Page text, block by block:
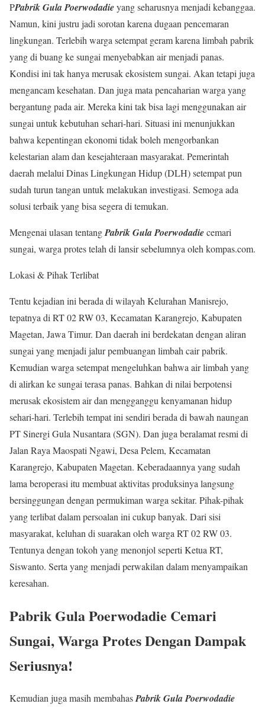
PPabrik Gula Poerwodadieyang seharusnya menjadi kebanggaa.
Namun, kini justru jadi sorotan karena dugaan pencemaran
lingkungan. Terlebih warga setempat geram karena limbah pabrik
yang di buang ke sungai menyebabkan air menjadi panas.
Kondisi ini tak hanya merusak ekosistem sungai. Akan tetapi juga
mengancam kesehatan. Dan juga mata pencaharian warga yang
bergantung pada air. Mereka kini tak bisa lagi menggunakan air
sungai untuk kebutuhan sehari-hari. Situasi ini menunjukkan
bahwa kepentingan ekonomi tidak boleh mengorbankan
kelestarian alam dan kesejahteraan masyarakat. Pemerintah
daerah melalui Dinas Lingkungan Hidup (DLH) setempat pun
sudah turun tangan untuk melakukan investigasi. Semoga ada
solusi terbaik yang bisa segera di temukan.
Mengenai ulasan tentangPabrik Gula Poerwodadiecemari
sungai, warga protes telah di lansir sebelumnya oleh kompas.com.
Lokasi & Pihak Terlibat
Tentu kejadian ini berada di wilayah Kelurahan Manisrejo,
tepatnya di RT 02 RW 03, Kecamatan Karangrejo, Kabupaten
Magetan, Jawa Timur. Dan daerah ini berdekatan dengan aliran
sungai yang menjadi jalur pembuangan limbah cair pabrik.
Kemudian warga setempat mengeluhkan bahwa air limbah yang
di alirkan ke sungai terasa panas. Bahkan di nilai berpotensi
merusak ekosistem air dan mengganggu kenyamanan hidup
sehari-hari. Terlebih tempat ini sendiri berada di bawah naungan
PT Sinergi Gula Nusantara (SGN). Dan juga beralamat resmi di
Jalan Raya Maospati Ngawi, Desa Pelem, Kecamatan
Karangrejo, Kabupaten Magetan. Keberadaannya yang sudah
lama beroperasi itu membuat aktivitas produksinya langsung
bersinggungan dengan permukiman warga sekitar. Pihak-pihak
yang terlibat dalam persoalan ini cukup banyak. Dari sisi
masyarakat, keluhan di suarakan oleh warga RT 02 RW 03.
Tentunya dengan tokoh yang menonjol seperti Ketua RT,
Siswanto. Serta yang menjadi perwakilan dalam menyampaikan
keresahan.
Pabrik Gula Poerwodadie Cemari
Sungai, Warga Protes Dengan Dampak
Seriusnya!
Kemudian juga masih membahasPabrik Gula Poerwodadie